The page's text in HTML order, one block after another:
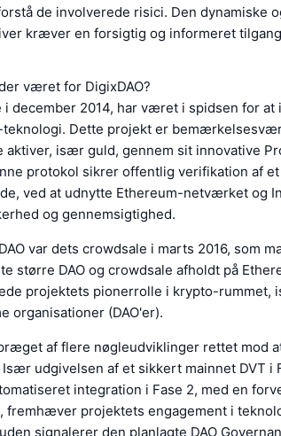
de involverede risici. Den dynamiske
kræver en forsigtig og informeret
været for DigixDAO?
i december 2014, har været i spidsen for at
teknologi. Dette projekt er
aktiver, især guld, gennem sit innovative
protokol sikrer offentlig verifikation af
ved at udnytte Ethereum-netværket og
og gennemsigtighed.
var dets crowdsale i marts 2016, som
større DAO og crowdsale afholdt på
projektets pionerrolle i krypto-rummet,
organisationer (DAO'er).
af flere nøgleudviklinger rettet mod
udgivelsen af et sikkert mainnet DVT i
integration i Fase 2, med en
projektets engagement i
signalerer den planlagte DAO